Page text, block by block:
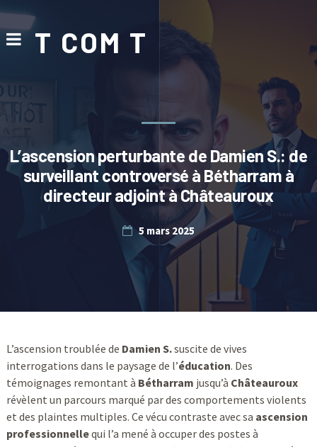
T COM T
L’ascension perturbante de Damien S.: de
surveillant controversé à Bétharram à
directeur adjoint à Châteauroux
5 mars 2025
L’ascension troublée de Damien S.suscite de vives
interrogations dans le paysage de l’éducation. Des
témoignages remontant à Bétharram jusqu’à Châteauroux
révèlent un parcours marqué par des comportements violents
et des plaintes multiples. Ce vécu contraste avec sa ascension
professionnellequi l’a mené à occuper des postes à